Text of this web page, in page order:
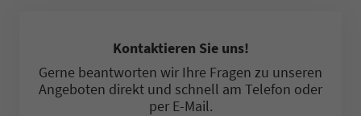
Kontaktieren Sie uns!
Gerne beantworten wir Ihre Fragen zu unseren
Angeboten direkt und schnell am Telefon oder
per E-Mail.